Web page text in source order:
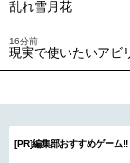
乱れ雪月花
16分前
現実で使いたいアビ
[PR]編集部おすすめゲーム!!